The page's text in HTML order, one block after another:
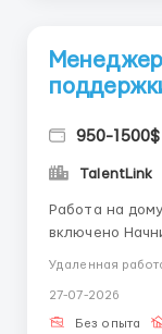
950-
TalentLink
Работа на
включено
письма по шаблону. Даем от себя: —
Удаленная
27-07-2026
Без опыта